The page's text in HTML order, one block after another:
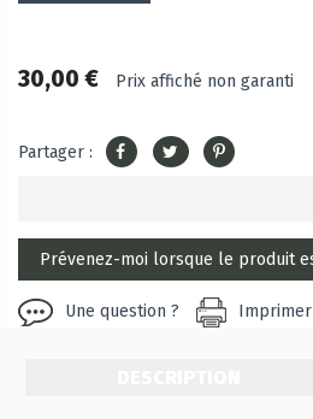
30,00 € Prix affiché non garanti
Partager :
Une question ? Imprimer